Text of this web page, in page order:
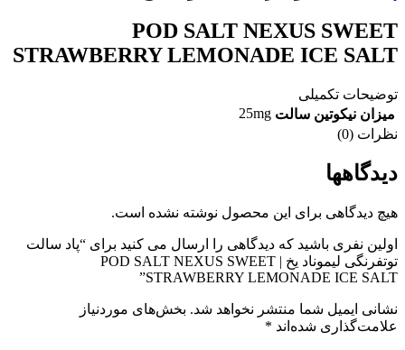
POD SALT NEXUS SWEET
STRAWBERRY LEMONADE ICE SALT
توضیحات تکمیلی
میزان نیکوتین سالت 25mg
نظرات (0)
دیدگاهها
هیچ دیدگاهی برای این محصول نوشته نشده است.
اولین نفری باشید که دیدگاهی را ارسال می کنید برای “پاد سالت
توتفرنگی لیموناد یخ | POD SALT NEXUS SWEET
STRAWBERRY LEMONADE ICE SALT”
نشانی ایمیل شما منتشر نخواهد شد. بخش‌های موردنیاز
علامت‌گذاری شده‌اند *